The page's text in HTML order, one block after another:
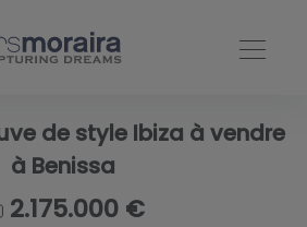
de style Ibiza à vendre
à Benissa
2.175.000 €